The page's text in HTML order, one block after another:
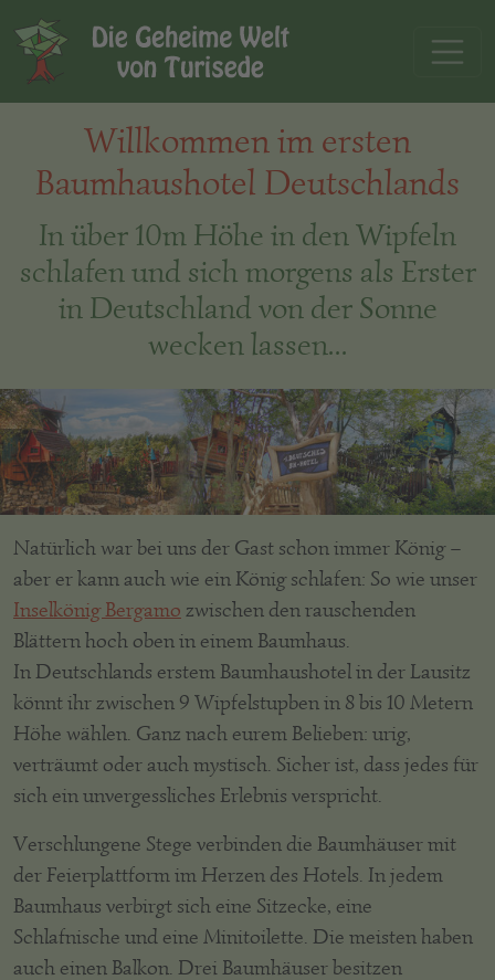
Willkommen im ersten
Baumhaushotel Deutschlands
In über 10m Höhe in den Wipfeln
schlafen und sich morgens als Erster
in Deutschland von der Sonne
wecken lassen...
Natürlich war bei uns der Gast schon immer König –
aber er kann auch wie ein König schlafen: So wie unser
Inselkönig Bergamo zwischen den rauschenden
Blättern hoch oben in einem Baumhaus.
In Deutschlands erstem Baumhaushotel in der Lausitz
könnt ihr zwischen 9 Wipfelstupben in 8 bis 10 Metern
Höhe wählen. Ganz nach eurem Belieben: urig,
verträumt oder auch mystisch. Sicher ist, dass jedes für
sich ein unvergessliches Erlebnis verspricht.
Verschlungene Stege verbinden die Baumhäuser mit
der Feierplattform im Herzen des Hotels. In jedem
Baumhaus verbirgt sich eine Sitzecke, eine
Schlafnische und eine Minitoilette. Die meisten haben
auch einen Balkon. Drei Baumhäuser besitzen